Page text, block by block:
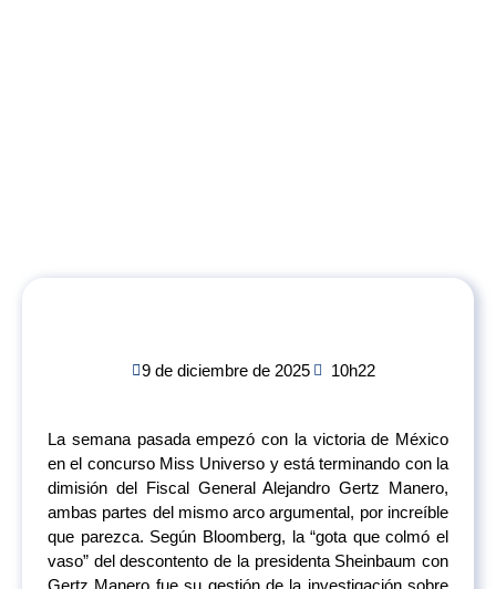
9 de diciembre de 2025 10h22
La semana pasada empezó con la victoria de México
en el concurso Miss Universo y está terminando con la
dimisión del Fiscal General Alejandro Gertz Manero,
ambas partes del mismo arco argumental, por increíble
que parezca. Según Bloomberg, la “gota que colmó el
vaso” del descontento de la presidenta Sheinbaum con
Gertz Manero fue su gestión de la investigación sobre